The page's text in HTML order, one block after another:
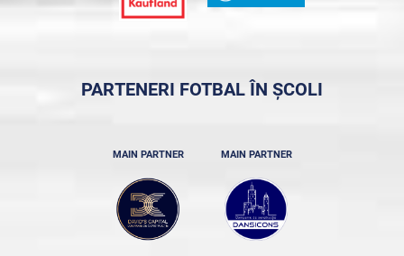
PARTENERI FOTBAL ÎN ȘCOLI
MAIN PARTNER MAIN PARTNER